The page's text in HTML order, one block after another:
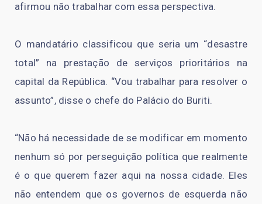
afirmou não trabalhar com essa perspectiva.
O mandatário classificou que seria um “desastre
total” na prestação de serviços prioritários na
capital da República. “Vou trabalhar para resolver o
assunto”, disse o chefe do Palácio do Buriti.
“Não há necessidade de se modificar em momento
nenhum só por perseguição política que realmente
é o que querem fazer aqui na nossa cidade. Eles
não entendem que os governos de esquerda não